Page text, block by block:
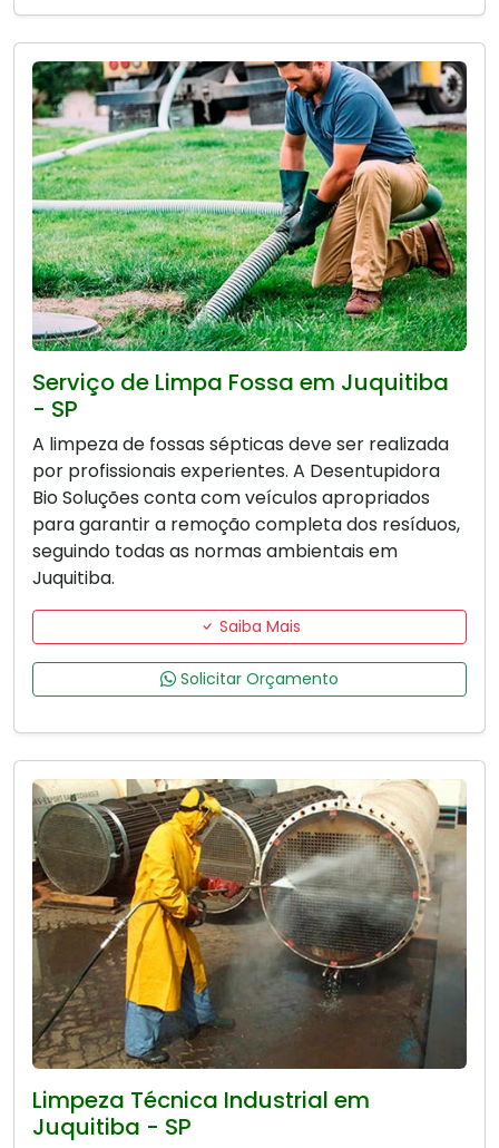
Serviço de Limpa Fossa em Juquitiba
- SP
A limpeza de fossas sépticas deve ser realizada
por profissionais experientes. A Desentupidora
Bio Soluções conta com veículos apropriados
para garantir a remoção completa dos resíduos,
seguindo todas as normas ambientais em
Juquitiba.
Saiba Mais
Solicitar Orçamento
Limpeza Técnica Industrial em
Juquitiba - SP